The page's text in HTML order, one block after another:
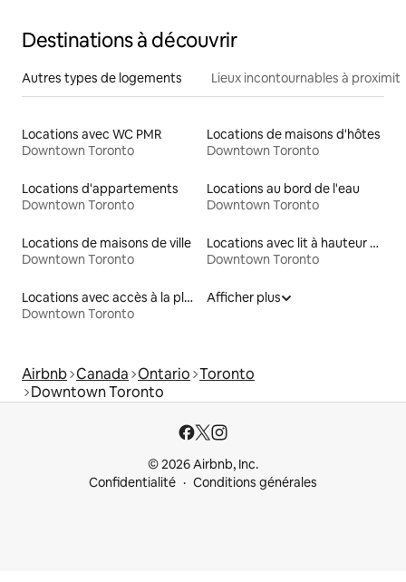
Destinations à découvrir
Autres types de logements Lieux incontournables à
Locations avec WC PMR
Downtown Toronto
Locations de maisons d'hôtes
Downtown Toronto
Locations d'appartements
Downtown Toronto
Locations au bord de l'eau
Downtown Toronto
Locations de maisons de ville
Downtown Toronto
Locations avec lit à hauteur adaptée
Downtown Toronto
Locations avec accès à la plage
Downtown Toronto
Afficher plus
Airbnb Canada Ontario Toronto
Downtown Toronto
© 2026 Airbnb, Inc.
Confidentialité
Conditions générales